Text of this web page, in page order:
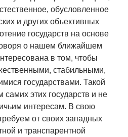
обусловленное
и других объективных
государств на основе
о нашем ближайшем
в том, чтобы
стабильными,
государствами. Такой
самих этих государств и не
интересам. В свою
от своих западных
и транспарентной